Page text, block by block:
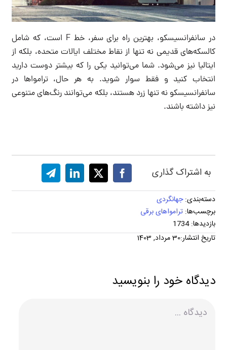
در سانفرانسیسکو، بهترین راه برای سفر، خط F است، که شامل
کالسکه‌های قدیمی نه تنها از نقاط مختلف ایالات متحده، بلکه از
ایتالیا نیز می‌شود. شما می‌توانید یکی را که بیشتر دوست دارید
انتخاب کنید و فقط سوار شوید. به هر حال، ترامواها در
سانفرانسیسکو نه تنها زرد هستند، بلکه می‌توانند رنگ‌های متنوعی
نیز داشته باشند.
به اشتراک گذاری
دسته‌بندی:جهانگردی
برچسب‌ها: ترامواهای برقی
بازدیدها: 1734
تاریخ انتشار:30 مرداد, 1403
دیدگاه خود را بنویسید